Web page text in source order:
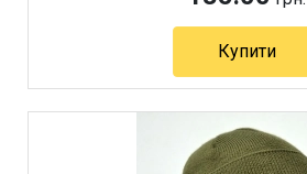
Купити